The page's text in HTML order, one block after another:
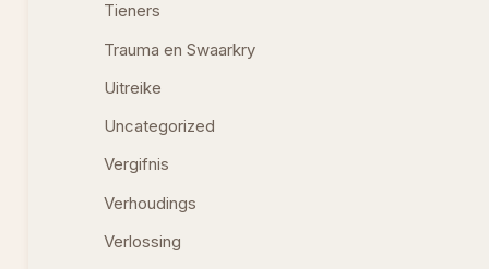
Tieners
Trauma en Swaarkry
Uitreike
Uncategorized
Vergifnis
Verhoudings
Verlossing